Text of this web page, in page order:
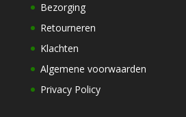
Bezorging
Retourneren
Klachten
Algemene voorwaarden
Privacy Policy